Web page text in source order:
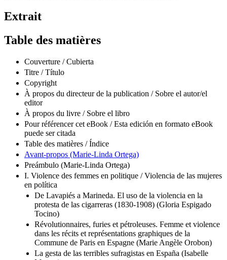
Extrait
Table des matières
Couverture / Cubierta
Titre / Título
Copyright
À propos du directeur de la publication / Sobre el autor/el
editor
À propos du livre / Sobre el libro
Pour référencer cet eBook / Esta edición en formato eBook
puede ser citada
Table des matières / Índice
Avant-propos (Marie-Linda Ortega)
Preámbulo (Marie-Linda Ortega)
I. Violence des femmes en politique / Violencia de las mujeres
en política
De Lavapiés a Marineda. El uso de la violencia en la
protesta de las cigarreras (1830-1908) (Gloria Espigado
Tocino)
Révolutionnaires, furies et pétroleuses. Femme et violence
dans les récits et représentations graphiques de la
Commune de Paris en Espagne (Marie Angèle Orobon)
La gesta de las terribles sufragistas en España (Isabelle